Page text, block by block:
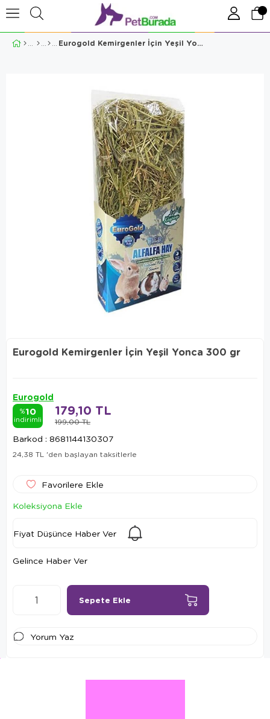
Eurogold Kemirgenler İçin Yeşil Yonca 300 gr
Eurogold Kemirgenler İçin Yeşil Yonca 300 gr
Eurogold
%10
indirimli 199,00 TL
179,10 TL
Barkod : 8681144130307
24,38 TL 'den başlayan taksitlerle
Favorilere Ekle
Koleksiyona Ekle
Fiyat Düşünce Haber Ver
Gelince Haber Ver
Yorum Yaz